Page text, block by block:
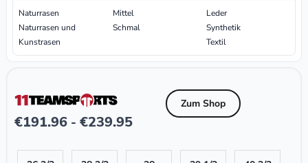
Naturrasen
Naturrasen und
Kunstrasen
Mittel
Schmal
Leder
Synthetik
Textil
€191.96 - €239.95
Zum Shop